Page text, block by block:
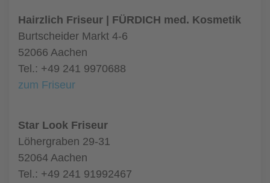
Hairzlich Friseur | FÜRDICH med. Kosmetik
Burtscheider Markt 4-6
52066 Aachen
Tel.: +49 241 9970688
zum Friseur
Star Look Friseur
Löhergraben 29-31
52064 Aachen
Tel.: +49 241 91992467